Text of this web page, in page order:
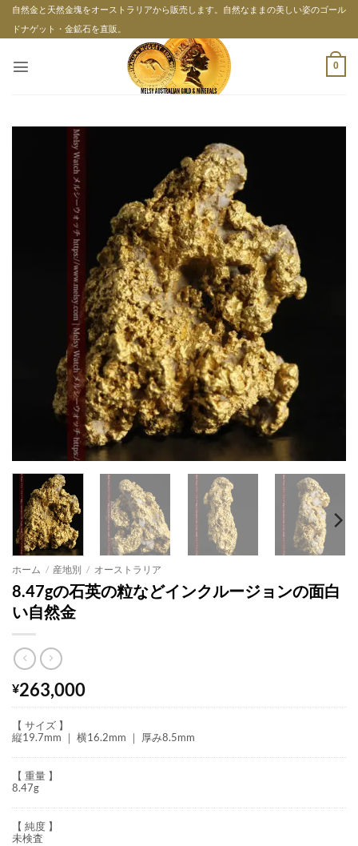
Skip自然金と天然金塊をオーストラリアから販売します。自然なままの美しい姿のゴール
ドナゲット・金鉱石を直販。
0
ホーム / 産地別 / オーストラリア
8.47gの石英の粒などインクルージョンの面白
い自然金
¥263,000
【 サイズ 】
縦19.7mm ｜ 横16.2mm ｜ 厚み8.5mm
【 重量 】
8.47g
【 純度 】
未検査